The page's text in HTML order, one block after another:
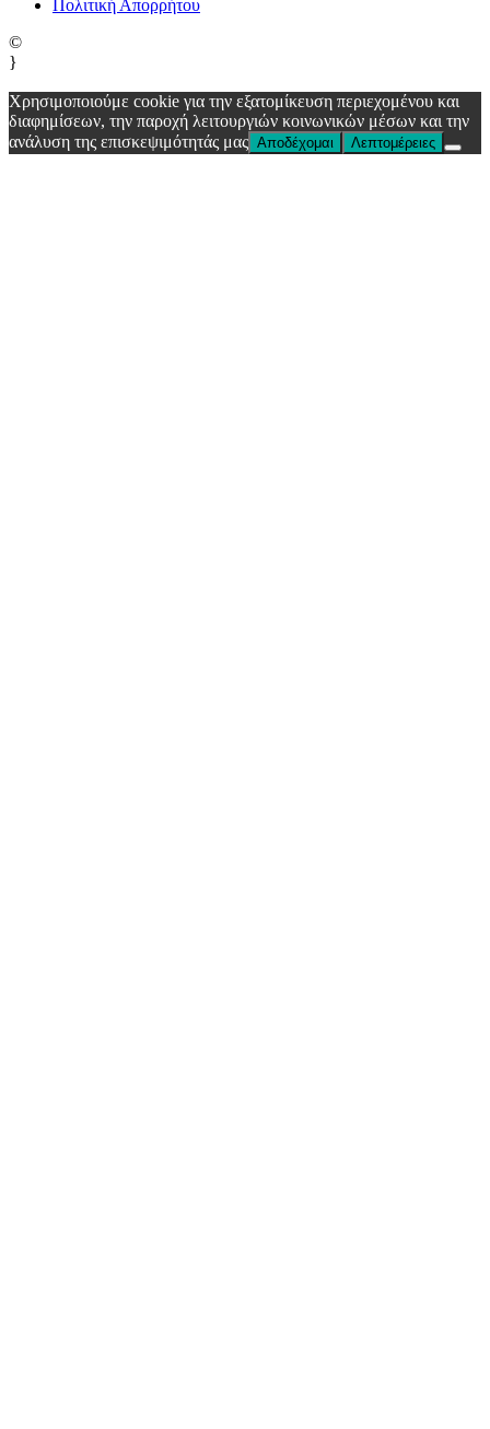
Πολιτική Απορρήτου
©
}
Χρησιμοποιούμε cookie για την εξατομίκευση περιεχομένου και
διαφημίσεων, την παροχή λειτουργιών κοινωνικών μέσων και την
ανάλυση της επισκεψιμότητάς μας Αποδέχομαι Λεπτομέρειες